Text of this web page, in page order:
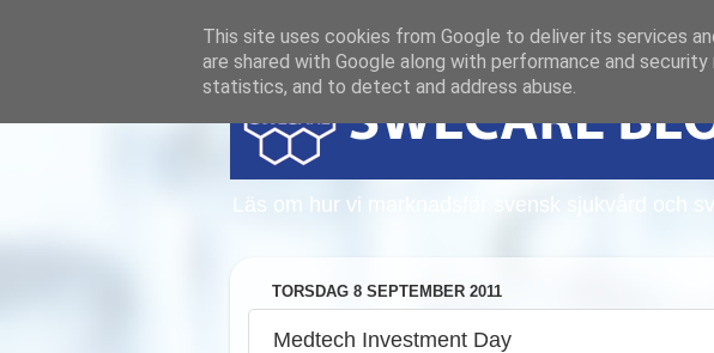
Läs om hur vi marknadsför svensk sjukvård och
TORSDAG 8 SEPTEMBER 2011
Medtech Investment Day
This site uses cookies from Google to deliver its services
are shared with Google along with performance and
statistics, and to detect and address abuse.